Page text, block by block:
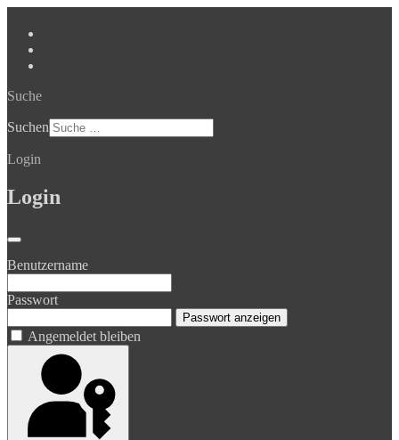
Suche
Suchen
Login
Login
Benutzername
Passwort
Passwort anzeigen
Angemeldet bleiben